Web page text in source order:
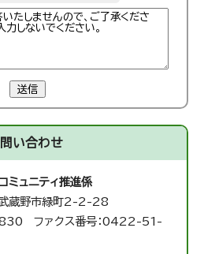
送信
い合わせ
ミュニティ推進係
蔵野市緑町2-2-28
ファクス番号：0422-51-